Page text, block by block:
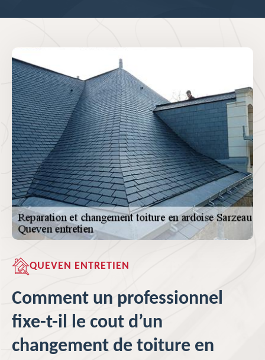
QUEVEN ENTRETIEN
Comment un professionnel
fixe-t-il le cout d’un
changement de toiture en